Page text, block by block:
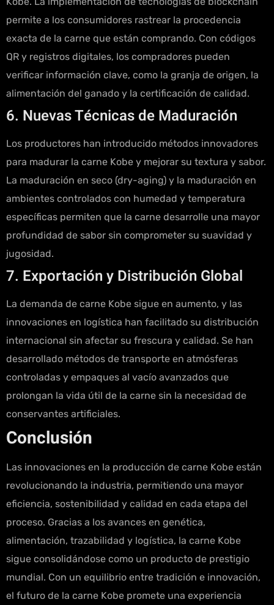
permite a los consumidores rastrear la procedencia
exacta de la carne que están comprando. Con códigos
QR y registros digitales, los compradores pueden
verificar información clave, como la granja de origen, la
alimentación del ganado y la certificación de calidad.
6. Nuevas Técnicas de Maduración
Los productores han introducido métodos innovadores
para madurar la carne Kobe y mejorar su textura y sabor.
La maduración en seco (dry-aging) y la maduración en
ambientes controlados con humedad y temperatura
específicas permiten que la carne desarrolle una mayor
profundidad de sabor sin comprometer su suavidad y
jugosidad.
7. Exportación y Distribución Global
La demanda de carne Kobe sigue en aumento, y las
innovaciones en logística han facilitado su distribución
internacional sin afectar su frescura y calidad. Se han
desarrollado métodos de transporte en atmósferas
controladas y empaques al vacío avanzados que
prolongan la vida útil de la carne sin la necesidad de
conservantes artificiales.
Conclusión
Las innovaciones en la producción de carne Kobe están
revolucionando la industria, permitiendo una mayor
eficiencia, sostenibilidad y calidad en cada etapa del
proceso. Gracias a los avances en genética,
alimentación, trazabilidad y logística, la carne Kobe
sigue consolidándose como un producto de prestigio
mundial. Con un equilibrio entre tradición e innovación,
el futuro de la carne Kobe promete una experiencia